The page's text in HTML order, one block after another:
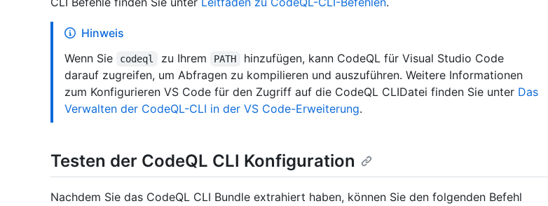
Hinweis
Wenn Sie
codeql zu Ihrem PATH
hinzufügen, kann CodeQL für Visual Studio Code
darauf zugreifen, um Abfragen zu kompilieren und auszuführen. Weitere Informationen
zum Konfigurieren VS Code für den Zugriff auf die CodeQL CLIDatei finden Sie unter Das
Verwalten der CodeQL-CLI in der VS Code-Erweiterung.
Testen der CodeQL CLI Konfiguration
Nachdem Sie das CodeQL CLI Bundle extrahiert haben, können Sie den folgenden Befehl